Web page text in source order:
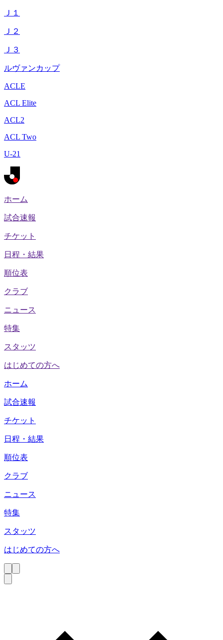
Ｊ１
Ｊ２
Ｊ３
ルヴァンカップ
ACLE
ACL Elite
ACL2
ACL Two
U-21
ホーム
試合速報
チケット
日程・結果
順位表
クラブ
ニュース
特集
スタッツ
はじめての方へ
ホーム
試合速報
チケット
日程・結果
順位表
クラブ
ニュース
特集
スタッツ
はじめての方へ